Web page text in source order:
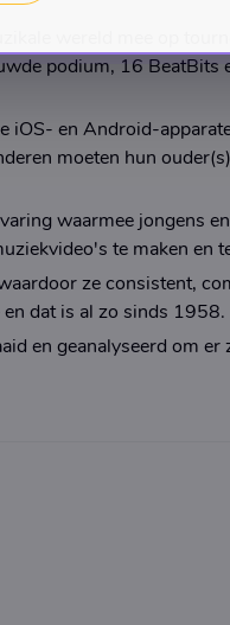
wereld mee op
podium, 16 BeatBits
iOS- en Android-
moeten hun
waarmee jongens
te maken en
ze consistent,
dat is al zo sinds 1958.
en geanalyseerd om er